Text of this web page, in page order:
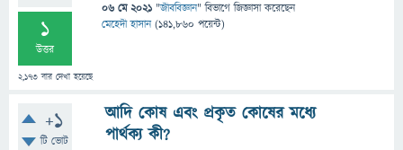
1
উত্তর
2,173 বার দেখা হয়েছে
06 মে 2021 "জীববিজ্ঞান" বিভাগে জিজ্ঞাসাকরেছেন
মেহেদী হাসান (141,860 পয়েন্ট)
+1
টি ভোট
আদি কোষ এবং প্রকৃত কোষের মধ্যে
পার্থক্য কী?